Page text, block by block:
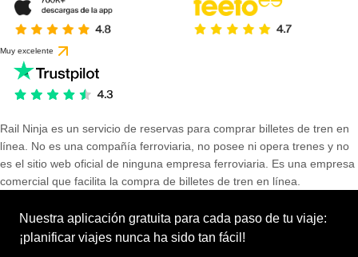
Muy excelente
Rail Ninja es un servicio de reservas para comprar billetes de tren en
línea. No es una compañía ferroviaria, no posee ni opera trenes y no
es el sitio web oficial de ninguna empresa ferroviaria. Es una empresa
comercial que facilita la compra de billetes de tren en línea.
Nuestra aplicación gratuita para cada paso de tu viaje:
¡planificar viajes nunca ha sido tan fácil!